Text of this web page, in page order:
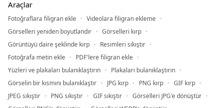
Araçlar
Fotoğraflara filigran ekle
Videolara filigran ekleme
Görselleri yeniden boyutlandır
Görselleri kırp
Görüntüyü daire şeklinde kırp
Resimleri sıkıştır
Fotoğrafa metin ekle
PDF'lere filigran ekle
Yüzleri ve plakaları bulanıklaştırın
Plakaları bulanıklaştırın
Görselin bir kısmını bulanıklaştır
JPG kırp PNG kırp
GIF kırp
JPEG sıkıştır
PNG sıkıştır GIF sıkıştır
Görselleri JPG'e dönüştür